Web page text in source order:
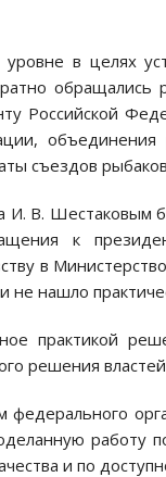
в целях
обращались
Российской
объединения
съездов
И. В. Шестаковым
к
в
нашло
практикой
решения
работу
и по